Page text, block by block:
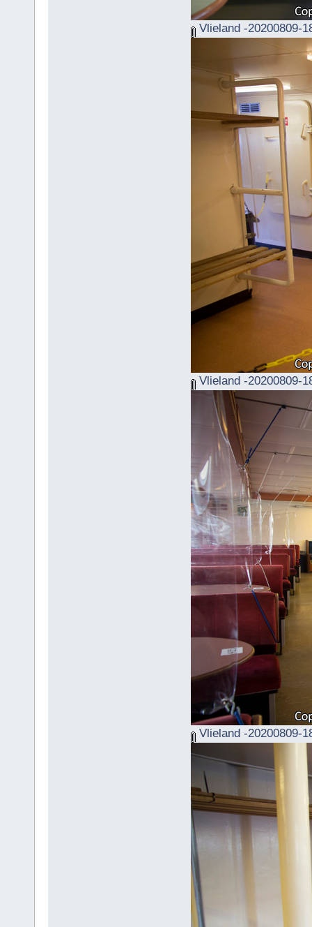
Vlieland -20200809-
Vlieland -20200809-
Vlieland -20200809-